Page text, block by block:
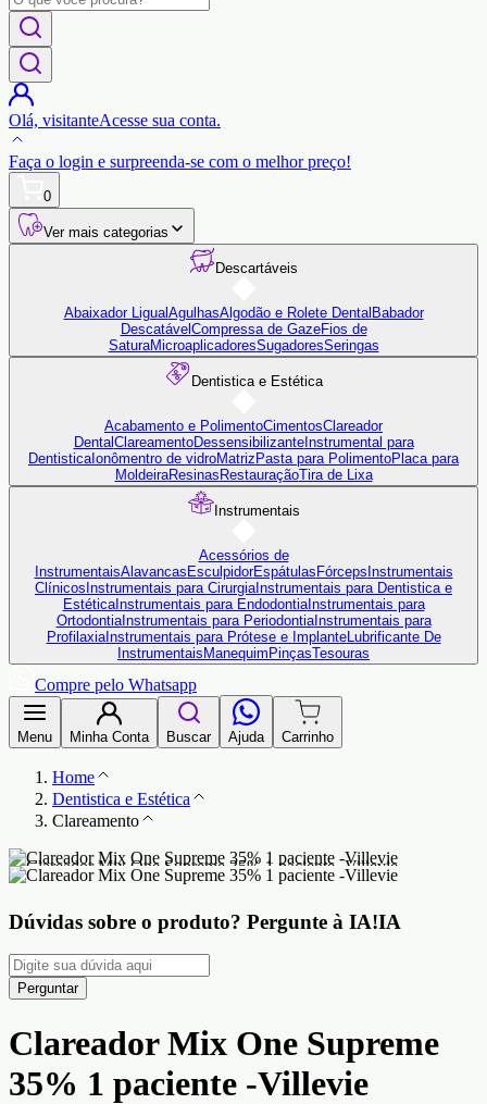
Olá, visitanteAcesse sua conta.
Faça o login e surpreenda-se com o melhor preço!
0
Ver mais categorias
Descartáveis
Abaixador Ligual AgulhasAlgodão e Rolete Dental Babador
Descatável Compressa de GazeFios de
SaturaMicroaplicadoresSugadoresSeringas
Dentistica e Estética
Acabamento e PolimentoCimentosClareador
Dental ClareamentoDessensibilizanteInstrumental para
Dentistica Ionômentro de vidroMatriz Pasta para PolimentoPlaca para
MoldeiraResinas RestauraçãoTira de Lixa
Instrumentais
Acessórios de
InstrumentaisAlavancas EsculpidorEspátulas Fórceps Instrumentais
Clínicos Instrumentais para Cirurgia Instrumentais para Dentistica e
EstéticaInstrumentais para EndodontiaInstrumentais para
OrtodontiaInstrumentais para PeriodontiaInstrumentais para
ProfilaxiaInstrumentais para Prótese e ImplanteLubrificante De
Instrumentais Manequim PinçasTesouras
Compre pelo Whatsapp
Menu Minha Conta Buscar Ajuda Carrinho
Home
Dentistica e Estética
Clareamento
Dúvidas sobre o produto? Pergunte à IA!IA
Perguntar
Clareador Mix One Supreme
35% 1 paciente -Villevie